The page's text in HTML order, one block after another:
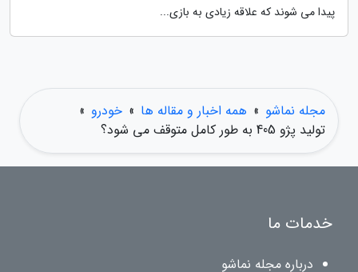
پیدا می شوند که علاقه زیادی به بازی...
مجله نماشو » همه اخبار و مقاله ها » خودرو »
تولید پژو 405 به طور کامل متوقف می شود؟
خدمات ما
درباره مجله نماشو